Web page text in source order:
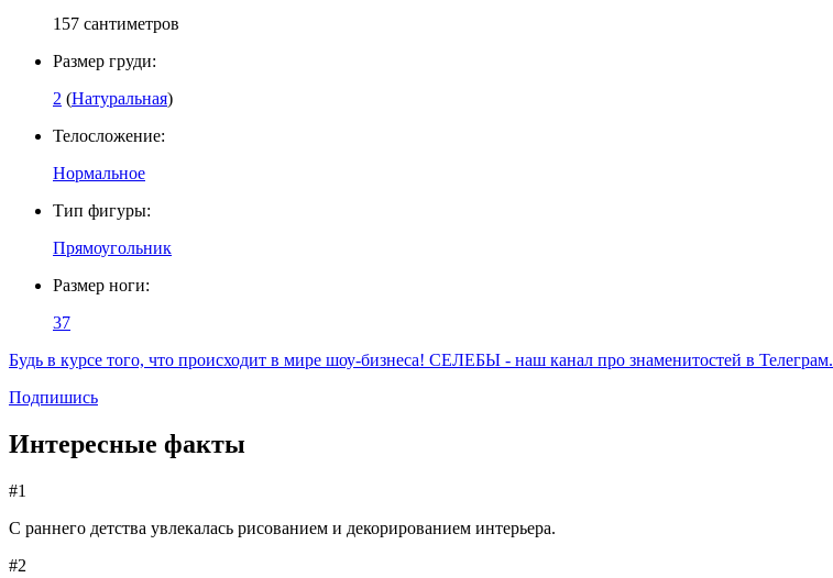
157 сантиметров
Размер груди:
2 (Натуральная)
Телосложение:
Нормальное
Тип фигуры:
Прямоугольник
Размер ноги:
37
Будь в курсе того, что происходит в мире шоу-бизнеса! СЕЛЕБЫ - наш канал про знаменитостей в Телеграм.
Подпишись
Интересные факты
#1
С раннего детства увлекалась рисованием и декорированием интерьера.
#2